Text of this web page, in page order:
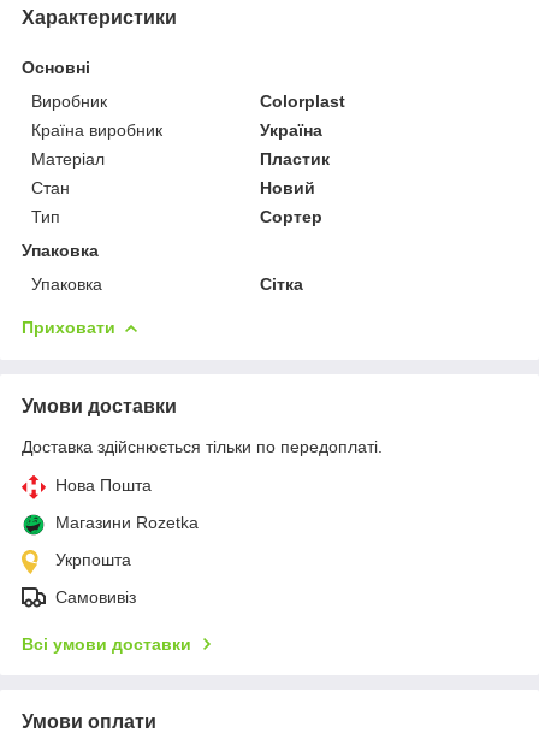
Характеристики
Основні
Виробник
Colorplast
Країна виробник
Україна
Матеріал
Пластик
Стан
Новий
Тип
Сортер
Упаковка
Упаковка
Сітка
Приховати
Умови доставки
Доставка здійснюється тільки по передоплаті.
Нова Пошта
Магазини Rozetka
Укрпошта
Самовивіз
Всі умови доставки
Умови оплати